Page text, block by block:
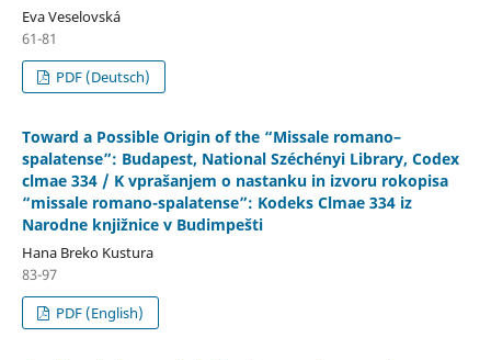
Eva Veselovská
61-81
PDF (Deutsch)
Toward a Possible Origin of the “Missale romano–
spalatense”: Budapest, National Széchényi Library, Codex
clmae 334 / K vprašanjem o nastanku in izvoru rokopisa
“missale romano-spalatense”: Kodeks Clmae 334 iz
Narodne knjižnice v Budimpešti
Hana Breko Kustura
83-97
PDF (English)